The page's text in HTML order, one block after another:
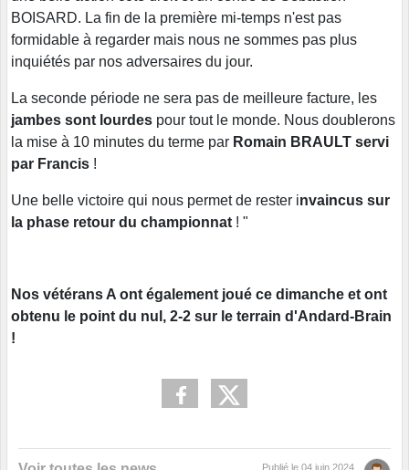
BOISARD. La fin de la première mi-temps n'est pas
formidable à regarder mais nous ne sommes pas plus
inquiétés par nos adversaires du jour.
La seconde période ne sera pas de meilleure facture, les
jambes sont lourdes pour tout le monde. Nous doublerons
la mise à 10 minutes du terme par Romain BRAULT servi
par Francis !
Une belle victoire qui nous permet de rester invaincus sur
la phase retour du championnat ! "
Nos vétérans A ont également joué ce dimanche et ont
obtenu le point du nul, 2-2 sur le terrain d'Andard-Brain
!
Publié le 04 juin 2024